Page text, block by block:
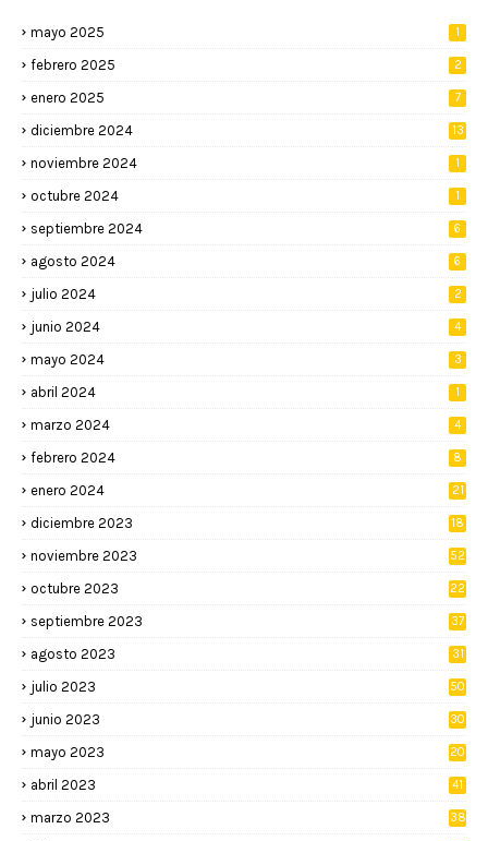
mayo 2025 1
febrero 2025 2
enero 2025 7
diciembre 2024 13
noviembre 2024 1
octubre 2024 1
septiembre 2024 6
agosto 2024 6
julio 2024 2
junio 2024 4
mayo 2024 3
abril 2024 1
marzo 2024 4
febrero 2024 8
enero 2024 21
diciembre 2023 18
noviembre 2023 52
octubre 2023 22
septiembre 2023 37
agosto 2023 31
julio 2023 50
junio 2023 30
mayo 2023 20
abril 2023 41
marzo 2023 38